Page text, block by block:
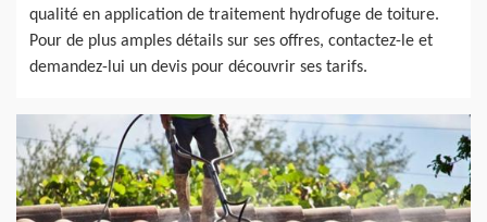
qualité en application de traitement hydrofuge de toiture.
Pour de plus amples détails sur ses offres, contactez-le et
demandez-lui un devis pour découvrir ses tarifs.